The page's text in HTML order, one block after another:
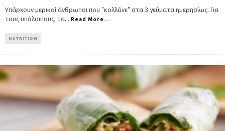
Υπάρχουν μερικοί άνθρωποι που "κολλάνε" στα 3 γεύματα ημερησίως. Για
τους υπόλοιπους, τα... Read More...
NUTRITION